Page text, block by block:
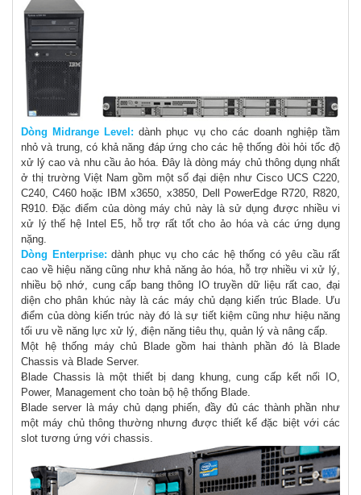
Dòng Midrange Level: dành phục vụ cho các doanh nghiệp tầm
nhỏ và trung, có khả năng đáp ứng cho các hệ thống đòi hỏi tốc độ
xử lý cao và nhu cầu ảo hóa. Đây là dòng máy chủ thông dụng nhất
ở thị trường Việt Nam gồm một số đại diện như Cisco UCS C220,
C240, C460 hoặc IBM x3650, x3850, Dell PowerEdge R720, R820,
R910. Đặc điểm của dòng máy chủ này là sử dụng được nhiều vi
xử lý thế hệ Intel E5, hỗ trợ rất tốt cho ảo hóa và các ứng dụng
nặng.
Dòng Enterprise: dành phục vụ cho các hệ thống có yêu cầu rất
cao về hiệu năng cũng như khả năng ảo hóa, hỗ trợ nhiều vi xử lý,
nhiều bộ nhớ, cung cấp bang thông IO truyền dữ liệu rất cao, đại
diện cho phân khúc này là các máy chủ dạng kiến trúc Blade. Ưu
điểm của dòng kiến trúc này đó là sự tiết kiệm cũng như hiệu năng
tối ưu về năng lực xử lý, điện năng tiêu thụ, quản lý và nâng cấp.
Một hệ thống máy chủ Blade gồm hai thành phần đó là Blade
Chassis và Blade Server.
Blade Chassis là một thiết bị dang khung, cung cấp kết nối IO,
Power, Management cho toàn bộ hệ thống Blade.
Blade server là máy chủ dạng phiến, đầy đủ các thành phần như
một máy chủ thông thường nhưng được thiết kế đặc biệt với các
slot tương ứng với chassis.